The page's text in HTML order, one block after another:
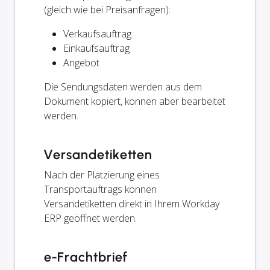
(gleich wie bei Preisanfragen):
Verkaufsauftrag
Einkaufsauftrag
Angebot
Die Sendungsdaten werden aus dem
Dokument kopiert, können aber bearbeitet
werden.
Versandetiketten
Nach der Platzierung eines
Transportauftrags können
Versandetiketten direkt in Ihrem Workday
ERP geöffnet werden.
e-Frachtbrief